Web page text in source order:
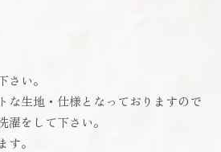
い。
な生地・仕様となっておりますので
をして下さい。
。